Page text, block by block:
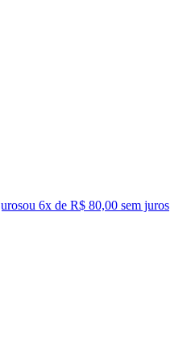
ou 6x de R$ 80,00 sem juros